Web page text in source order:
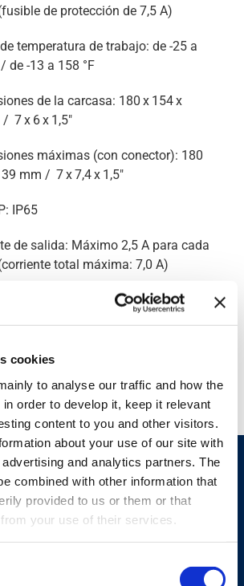
cookies
to analyse our traffic and how the
order to develop it, keep it relevant
content to you and other visitors.
about your use of our site with
and analytics partners. The
combined with other information that
provided to us or them or that
your use of their services.
de protección de 7,5 A)
temperatura de trabajo: de -25 a
de -13 a 158 °F
de la carcasa: 180 x 154 x
7 x 6 x 1,5″
máximas (con conector): 180
mm / 7 x 7,4 x 1,5″
IP65
de salida: Máximo 2,5 A para cada
total máxima: 7,0 A)
máxima en el circuito de la válvula
adecuado)
similares